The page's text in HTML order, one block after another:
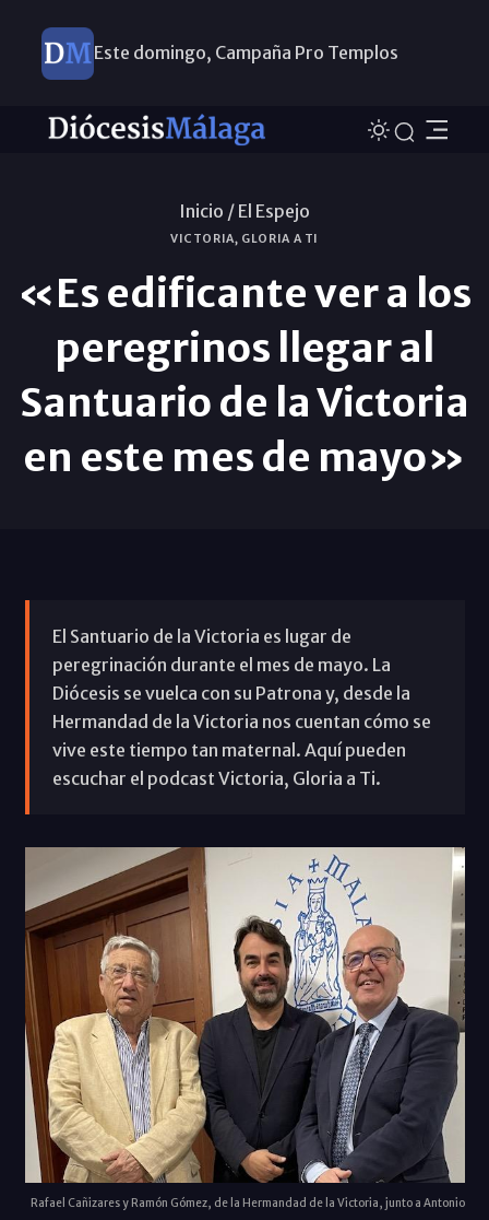
Este domingo, Campaña Pro Templos
Inicio / El Espejo
VICTORIA, GLORIA A TI
«Es edificante ver a los
peregrinos llegar al
Santuario de la Victoria
en este mes de mayo»
El Santuario de la Victoria es lugar de
peregrinación durante el mes de mayo. La
Diócesis se vuelca con su Patrona y, desde la
Hermandad de la Victoria nos cuentan cómo se
vive este tiempo tan maternal. Aquí pueden
escuchar el podcast Victoria, Gloria a Ti.
Rafael Cañizares y Ramón Gómez, de la Hermandad de la Victoria, junto a Antonio